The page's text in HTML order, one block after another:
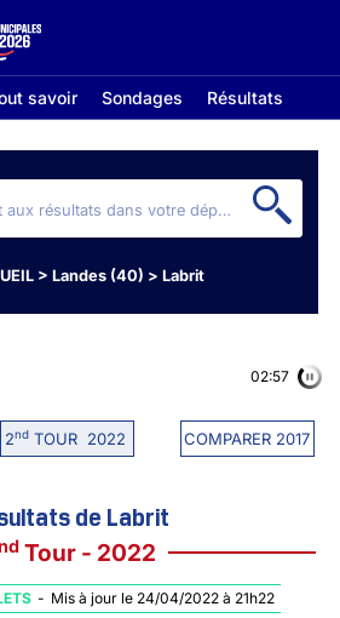
savoir Sondages Résultats
> Landes (40) > Labrit
2ndTOUR 2022 COMPARER 2017
02:56
de Labrit
Tour - 2022
- Mis à jour le 24/04/2022 à 21h22